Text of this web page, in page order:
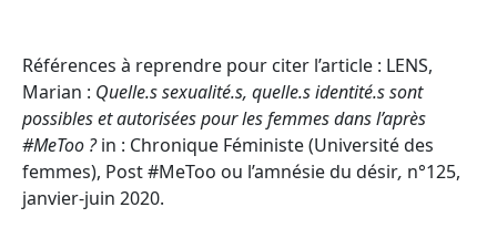
Références à reprendre pour citer l’article : LENS,
Marian : Quelle.s sexualité.s, quelle.s identité.s sont
possibles et autorisées pour les femmes dans l’après
#MeToo ?in : Chronique Féministe (Université des
femmes), Post #MeToo ou l’amnésie du désir, n°125,
janvier-juin 2020.